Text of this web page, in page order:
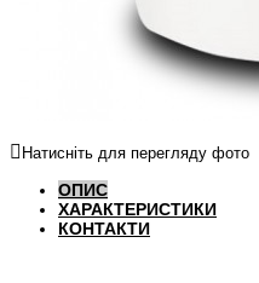
Натисніть для перегляду фото
ОПИС
ХАРАКТЕРИСТИКИ
КОНТАКТИ